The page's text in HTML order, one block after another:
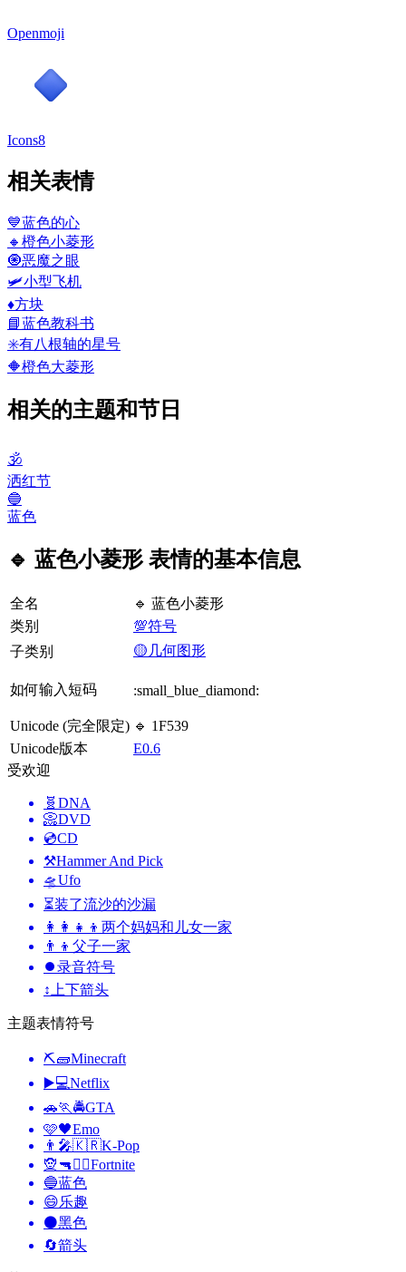
Openmoji
Icons8
相关表情
💙蓝色的心
🔸 橙色小菱形
🧿恶魔之眼
🛩️小型飞机
♦️方块
📘蓝色教科书
✳️有八根轴的星号
🔶橙色大菱形
相关的主题和节日
🕉
洒红节
🔵
蓝色
🔹 蓝色小菱形 表情的基本信息
全名
🔹 蓝色小菱形
类别
💯符号
子类别
🟡几何图形
如何输入短码 :small_blue_diamond:
Unicode (完全限定) 🔹 1F539
Unicode版本
E0.6
受欢迎
🧬 DNA
📀DVD
💿CD
⚒️Hammer And Pick
🛸Ufo
⏳装了流沙的沙漏
👩‍👩‍👧‍👦 两个妈妈和儿女一家
👨‍👦 父子一家
⏺️录音符号
↕️ 上下箭头
主题表情符号
⛏🧱Minecraft
▶️💻Netflix
🚗🏃🚔GTA
🩷🖤Emo
👨‍🎤🇰🇷K-Pop
🧝🔫🦹‍♂️Fortnite
🔵蓝色
😄乐趣
⚫黑色
🔄箭头